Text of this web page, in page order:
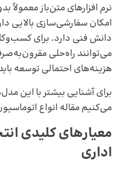
نرم‌ افزارهای متن‌باز
امکان سفارشی‌سازی بالایی
دانش فنی دارد. برای
می‌توانند راه‌حلی
هزینه‌های احتمالی توسعه
برای آشنایی بیشتر با این
می‌کنیم مقاله انواع
معیارهای کلیدی
اداری